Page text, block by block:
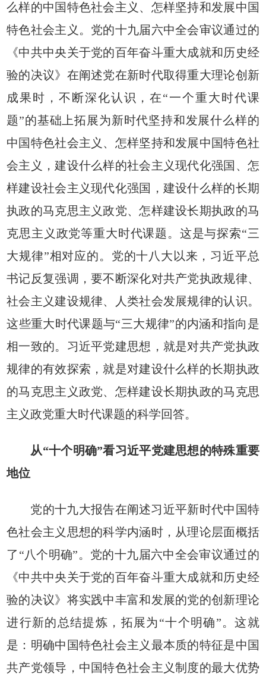
么样的中国特色社会主义、怎样坚持和发展中国
特色社会主义。党的十九届六中全会审议通过的
《中共中央关于党的百年奋斗重大成就和历史经
验的决议》在阐述党在新时代取得重大理论创新
成果时，不断深化认识，在“一个重大时代课
题”的基础上拓展为新时代坚持和发展什么样的
中国特色社会主义、怎样坚持和发展中国特色社
会主义，建设什么样的社会主义现代化强国、怎
样建设社会主义现代化强国，建设什么样的长期
执政的马克思主义政党、怎样建设长期执政的马
克思主义政党等重大时代课题。这是与探索“三
大规律”相对应的。党的十八大以来，习近平总
书记反复强调，要不断深化对共产党执政规律、
社会主义建设规律、人类社会发展规律的认识。
这些重大时代课题与“三大规律”的内涵和指向是
相一致的。习近平党建思想，就是对共产党执政
规律的有效探索，就是对建设什么样的长期执政
的马克思主义政党、怎样建设长期执政的马克思
主义政党重大时代课题的科学回答。
从“十个明确”看习近平党建思想的特殊重要
地位
党的十九大报告在阐述习近平新时代中国特
色社会主义思想的科学内涵时，从理论层面概括
了“八个明确”。党的十九届六中全会审议通过的
《中共中央关于党的百年奋斗重大成就和历史经
验的决议》将实践中丰富和发展的党的创新理论
进行新的总结提炼，拓展为“十个明确”。这就
是：明确中国特色社会主义最本质的特征是中国
共产党领导，中国特色社会主义制度的最大优势